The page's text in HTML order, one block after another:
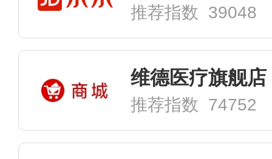
推荐指数 39048
维德医疗旗舰店
推荐指数 74752